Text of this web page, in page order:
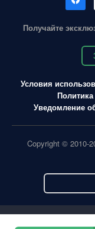
Получайте
Условия
Уведомление
Copyright © 2010-